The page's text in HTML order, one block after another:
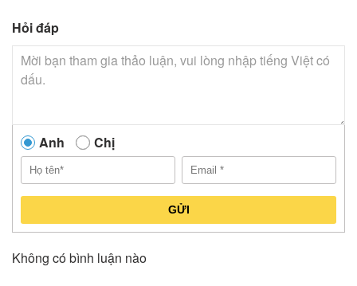
Hỏi đáp
Anh Chị
GỬI
Không có bình luận nào